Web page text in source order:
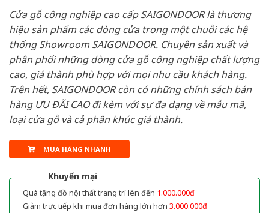
Cửa gỗ công nghiệp cao cấp SAIGONDOOR là thương
hiệu sản phẩm các dòng cửa trong một chuỗi các hệ
thống Showroom SAIGONDOOR. Chuyên sản xuất và
phân phối những dòng cửa gỗ công nghiệp chất lượng
cao, giá thành phù hợp với mọi nhu cầu khách hàng.
Trên hết, SAIGONDOOR còn có những chính sách bán
hàng ƯU ĐÃI CAO đi kèm với sự đa dạng về mẫu mã,
loại cửa gỗ và cả phân khúc giá thành.
MUA HÀNG NHANH
Khuyến mại
Quà tặng đồ nội thất trang trí lên đến 1.000.000đ
Giảm trực tiếp khi mua đơn hàng lớn hơn 3.000.000đ